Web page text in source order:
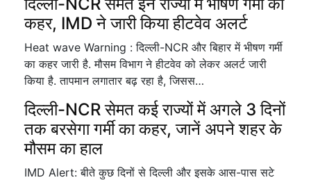
कहर, IMD ने जारी किया हीटवेव अलर्ट
Heat wave Warning : दिल्ली-NCR और बिहार में भीषण गर्मी
का कहर जारी है. मौसम विभाग ने हीटवेव को लेकर अलर्ट जारी
किया है. तापमान लगातार बढ़ रहा है, जिसस…
दिल्ली-NCR सेमत कई राज्यों में अगले 3 दिनों
तक बरसेगा गर्मी का कहर, जानें अपने शहर के
मौसम का हाल
IMD Alert: बीते कुछ दिनों से दिल्ली और इसके आस-पास सटे